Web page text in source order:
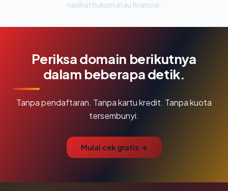
nasihat hukum atau finansial.
Periksa domain berikutnya
dalam beberapa detik.
Tanpa pendaftaran. Tanpa kartu kredit. Tanpa kuota
tersembunyi.
Mulai cek gratis →